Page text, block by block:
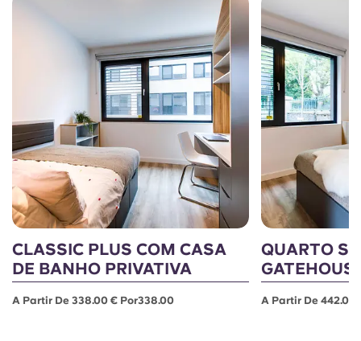
CLASSIC PLUS COM CASA
DE BANHO PRIVATIVA
A Partir De 338.00 € Por338.00
QUARTO
A Partir De 442.00